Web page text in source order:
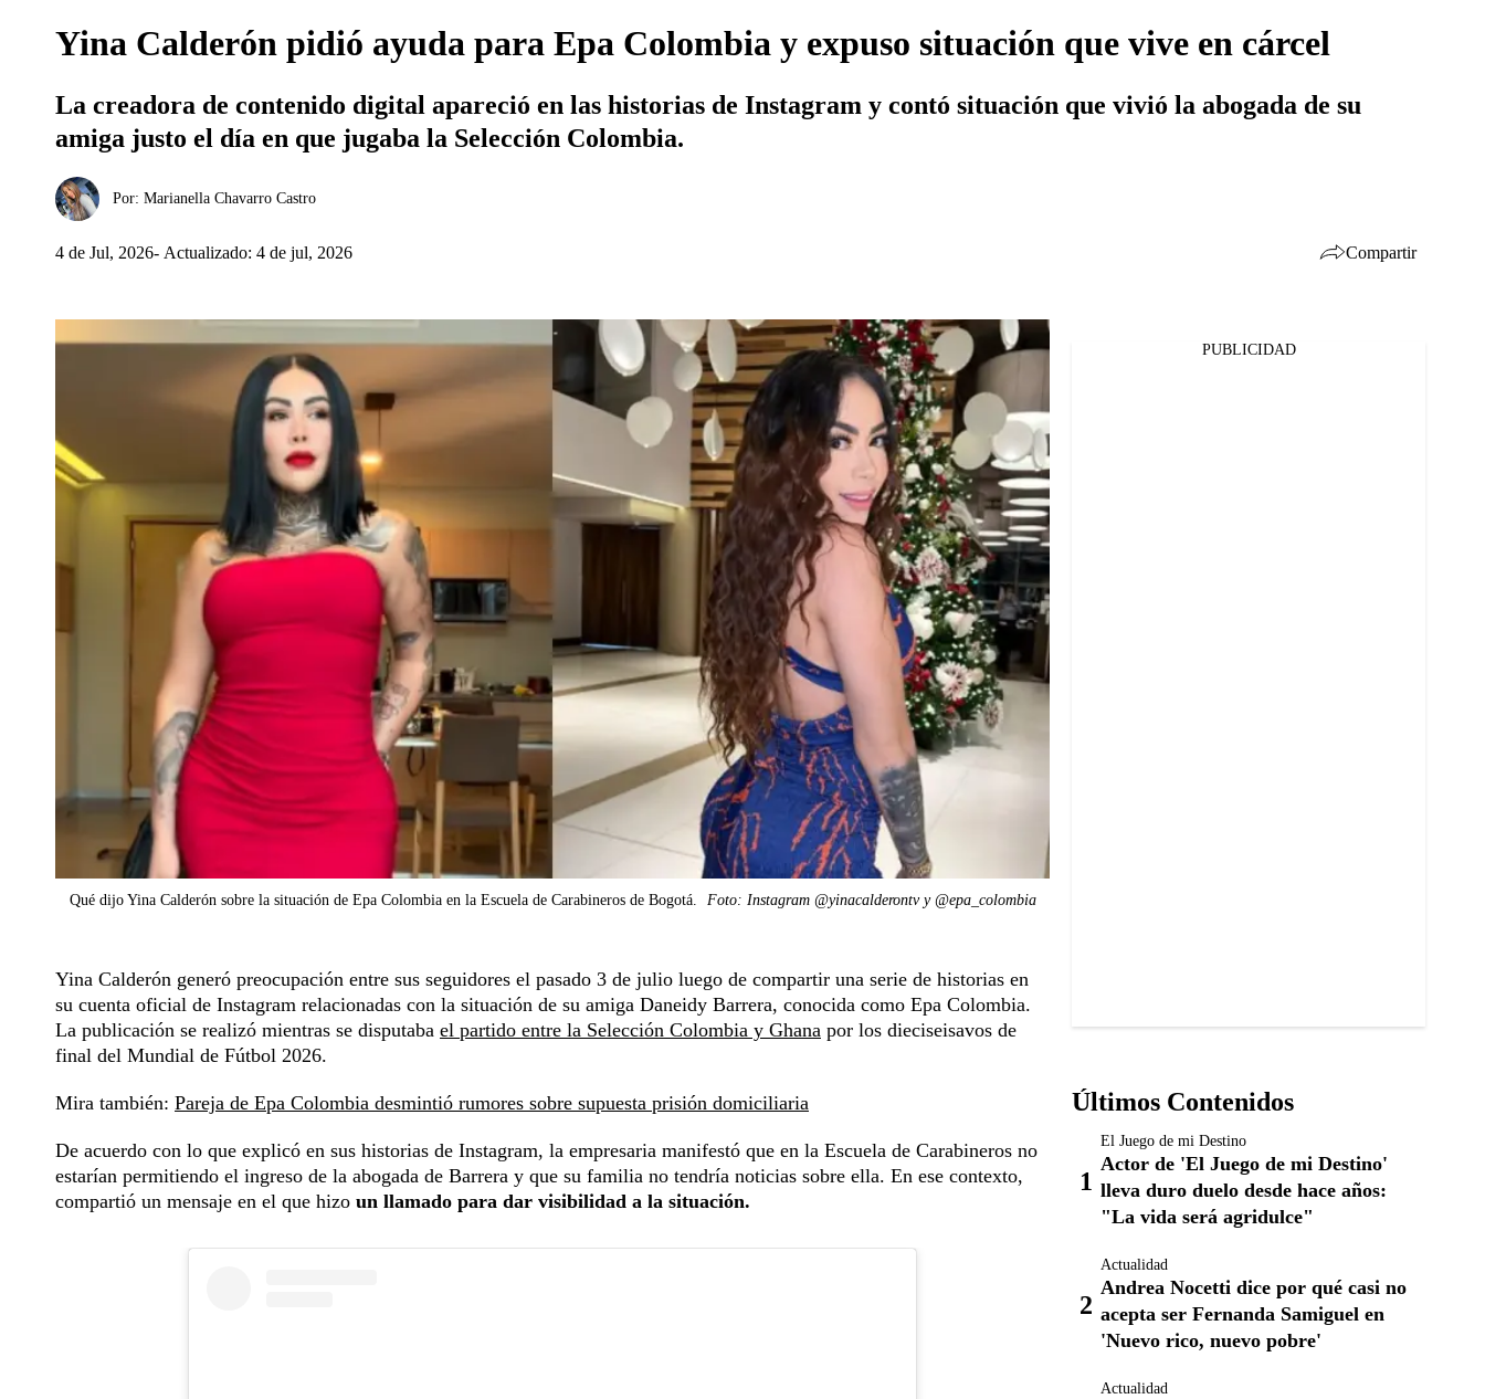
Yina Calderón pidió ayuda para Epa Colombia y expuso situación que vive en cárcel
La creadora de contenido digital apareció en las historias de Instagram y contó situación que vivió la abogada de su
amiga justo el día en que jugaba la Selección Colombia.
Por: Marianella Chavarro Castro
4 de Jul, 2026 Actualizado: 4 de jul, 2026 Compartir
Qué dijo Yina Calderón sobre la situación de Epa Colombia en la Escuela de Carabineros de Bogotá. Foto: Instagram @yinacalderontv y @epa_colombia
Yina Calderón generó preocupación entre sus seguidores el pasado 3 de julio luego de compartir una serie de historias en
su cuenta oficial de Instagram relacionadas con la situación de su amiga Daneidy Barrera, conocida como Epa Colombia.
La publicación se realizó mientras se disputaba el partido entre la Selección Colombia y Ghana por los dieciseisavos de
final del Mundial de Fútbol 2026.
Mira también: Pareja de Epa Colombia desmintió rumores sobre supuesta prisión domiciliaria
De acuerdo con lo que explicó en sus historias de Instagram, la empresaria manifestó que en la Escuela de Carabineros no
estarían permitiendo el ingreso de la abogada de Barrera y que su familia no tendría noticias sobre ella. En ese contexto,
compartió un mensaje en el que hizo un llamado para dar visibilidad a la situación.
PUBLICIDAD
Últimos Contenidos
El Juego de mi Destino
Actor de 'El Juego de mi Destino'
lleva duro duelo desde hace años:
"La vida será agridulce"
Actualidad
Andrea Nocetti dice por qué casi no
acepta ser Fernanda Samiguel en
'Nuevo rico, nuevo pobre'
Actualidad